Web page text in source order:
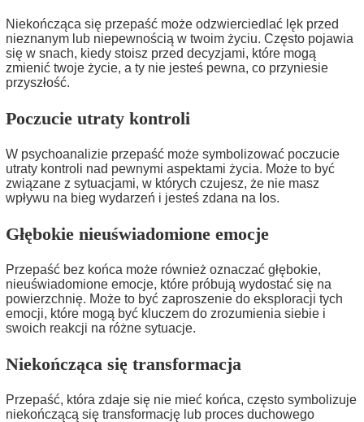
Niekończąca się przepaść może odzwierciedlać lęk przed
nieznanym lub niepewnością w twoim życiu. Często pojawia
się w snach, kiedy stoisz przed decyzjami, które mogą
zmienić twoje życie, a ty nie jesteś pewna, co przyniesie
przyszłość.
Poczucie utraty kontroli
W psychoanalizie przepaść może symbolizować poczucie
utraty kontroli nad pewnymi aspektami życia. Może to być
związane z sytuacjami, w których czujesz, że nie masz
wpływu na bieg wydarzeń i jesteś zdana na los.
Głębokie nieuświadomione emocje
Przepaść bez końca może również oznaczać głębokie,
nieuświadomione emocje, które próbują wydostać się na
powierzchnię. Może to być zaproszenie do eksploracji tych
emocji, które mogą być kluczem do zrozumienia siebie i
swoich reakcji na różne sytuacje.
Niekończąca się transformacja
Przepaść, która zdaje się nie mieć końca, często symbolizuje
niekończącą się transformację lub proces duchowego